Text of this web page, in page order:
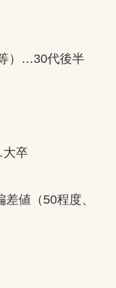
）…30代後半
大卒
値（50程度、